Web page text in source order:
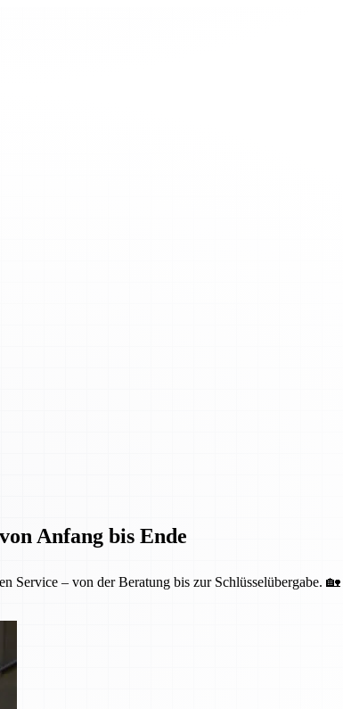
Anfang bis Ende
Service – von der Beratung bis zur Schlüsselübergabe. 🏡